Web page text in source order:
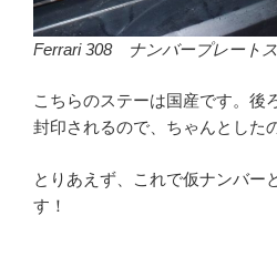
Ferrari 308 ナンバープレート
こちらのステーは国産です。後
封印されるので、ちゃんとした
とりあえず、これで仮ナンバー
す！